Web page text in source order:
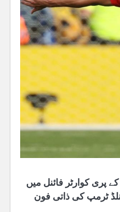
پری کوارٹر فائنل میں
ٹرمپ کی ذاتی فون